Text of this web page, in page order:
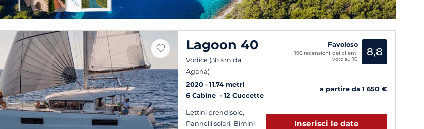
Lagoon 40
Vodice (38 km da
Agana)
2020
11.74 metri
6 Cabine
12 Cuccette
Lettini prendisole,
Pannelli solari, Bimini
Favoloso
196 recensioni dei clienti
voto su 10
8,8
a partire da 1 650 €
Inserisci le date